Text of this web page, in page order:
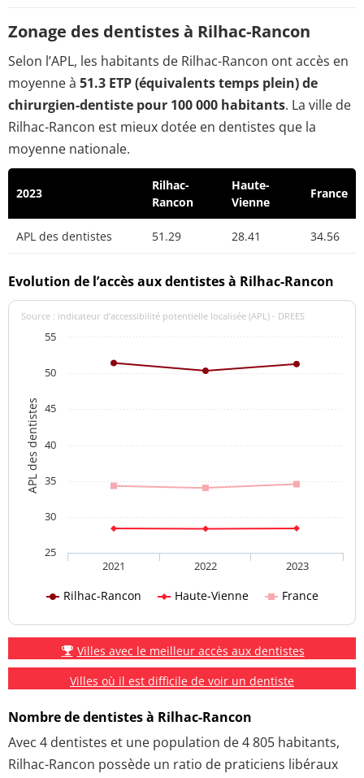
Zonage des dentistes à Rilhac-Rancon
Selon l’APL, les habitants de Rilhac-Rancon ont accès en
moyenne à 51.3 ETP (équivalents temps plein) de
chirurgien-dentiste pour 100 000 habitants. La ville de
Rilhac-Rancon est mieux dotée en dentistes que la
moyenne nationale.
2023
Rilhac-
Rancon
Haute-
Vienne
France
APL des dentistes 51.29 28.41 34.56
Evolution de l’accès aux dentistes à Rilhac-Rancon
APL des dentistes
Source : indicateur d’accessibilité potentielle localisée (APL) - DREES
Rilhac-Rancon Haute-Vienne France
2021 2022 2023
25
30
35
40
45
50
55
Villes avec le meilleur accès aux dentistes
Villes où il est difficile de voir un dentiste
Nombre de dentistes à Rilhac-Rancon
Avec 4 dentistes et une population de 4 805 habitants,
Rilhac-Rancon possède un ratio de praticiens libéraux